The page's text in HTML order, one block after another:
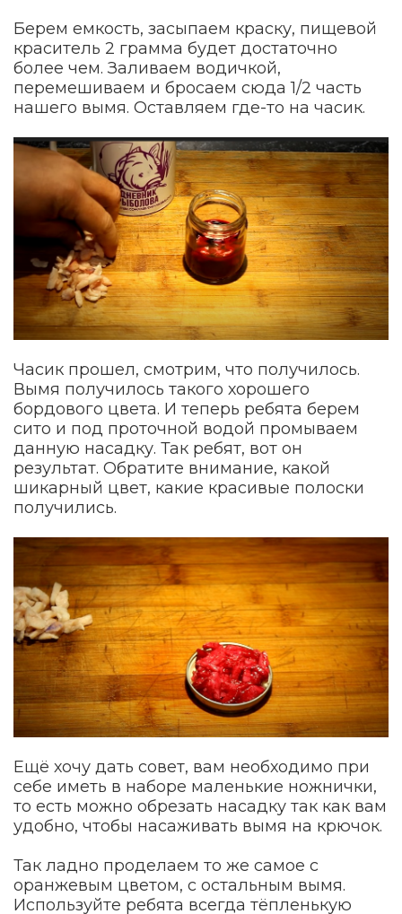
Берем емкость, засыпаем краску, пищевой
краситель 2 грамма будет достаточно
более чем. Заливаем водичкой,
перемешиваем и бросаем сюда 1/2 часть
нашего вымя. Оставляем где-то на часик.
Часик прошел, смотрим, что получилось.
Вымя получилось такого хорошего
бордового цвета. И теперь ребята берем
сито и под проточной водой промываем
данную насадку. Так ребят, вот он
результат. Обратите внимание, какой
шикарный цвет, какие красивые полоски
получились.
Ещё хочу дать совет, вам необходимо при
себе иметь в наборе маленькие ножнички,
то есть можно обрезать насадку так как вам
удобно, чтобы насаживать вымя на крючок.
Так ладно проделаем то же самое с
оранжевым цветом, с остальным вымя.
Используйте ребята всегда тёпленькую